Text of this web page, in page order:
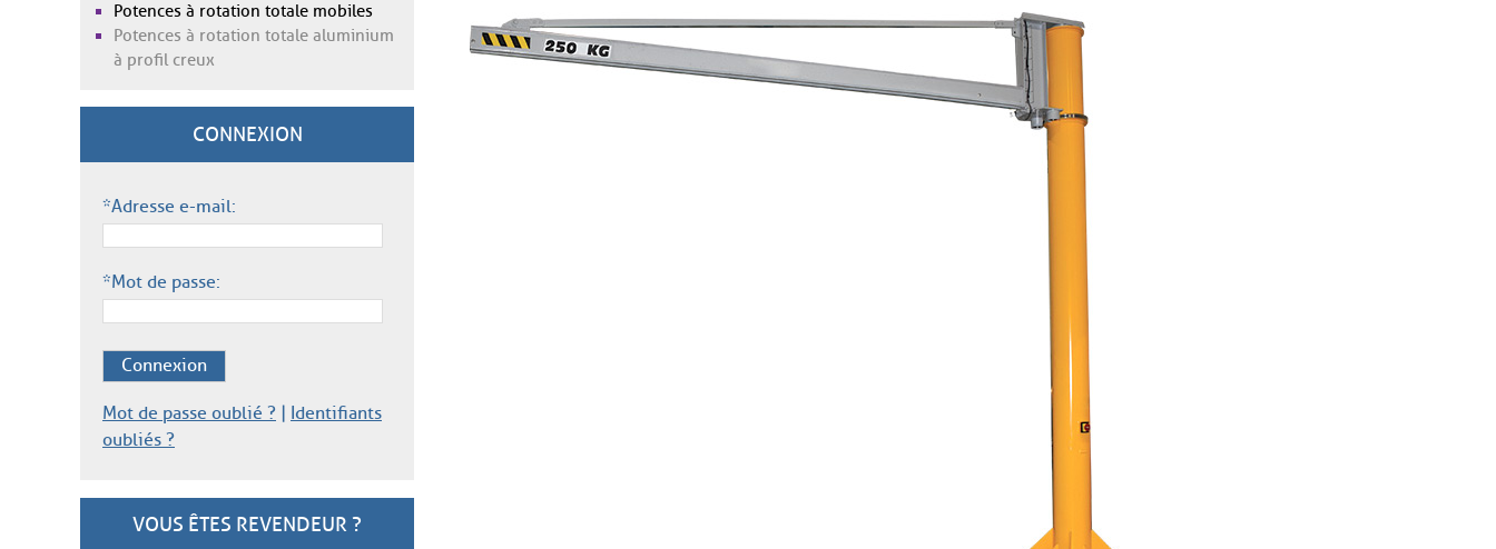
Potences à rotation totale mobiles
Potences à rotation totale aluminium
à profil creux
CONNEXION
*Adresse e-mail:
*Mot de passe:
Connexion
Mot de passe oublié ? | Identifiants
oubliés ?
VOUS ÊTES REVENDEUR ?